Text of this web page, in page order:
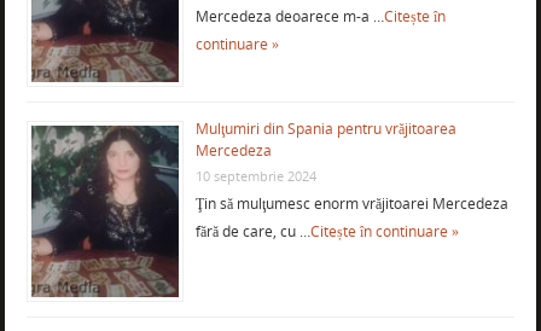
Mercedeza deoarece m-a …Citește în
continuare »
Mulţumiri din Spania pentru vrăjitoarea
Mercedeza
10 septembrie 2024
Ţin să mulţumesc enorm vrăjitoarei Mercedeza
fără de care, cu …Citește în continuare »